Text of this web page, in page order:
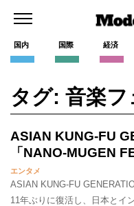
国内 国際 経済
タグ: 音楽フ
ASIAN KUNG-FU
「NANO-MUGEN
エンタメ
ASIAN KUNG-FU
11年ぶりに復活し、日本とイ